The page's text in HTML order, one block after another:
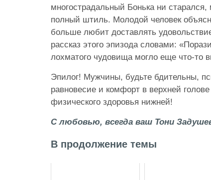
многострадальный Бонька ни
полный штиль. Молодой человек
больше любит доставлять
рассказ этого эпизода словами:
лохматого чудовища могло еще что-то
Эпилог! Мужчины, будьте бдительны,
равновесие и комфорт в верхней
физического здоровья нижней!
С любовью, всегда ваш Тони
В продолжение темы